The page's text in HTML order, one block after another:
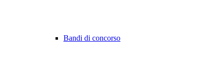
Bandi di concorso